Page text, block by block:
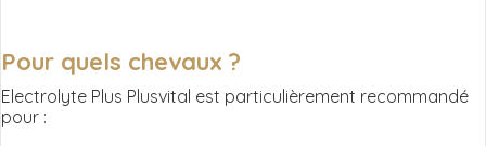
Pour quels chevaux ?
Electrolyte Plus Plusvital est particulièrement recommandé
pour :